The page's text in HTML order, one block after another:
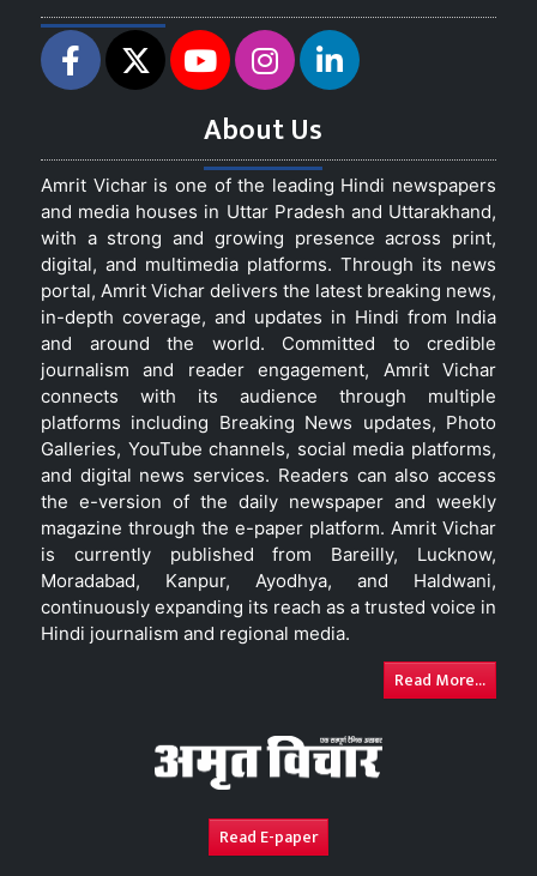
About Us
Amrit Vichar is one of the leading Hindi newspapers
and media houses in Uttar Pradesh and Uttarakhand,
with a strong and growing presence across print,
digital, and multimedia platforms. Through its news
portal, Amrit Vichar delivers the latest breaking news,
in-depth coverage, and updates in Hindi from India
and around the world. Committed to credible
journalism and reader engagement, Amrit Vichar
connects with its audience through multiple
platforms including Breaking News updates, Photo
Galleries, YouTube channels, social media platforms,
and digital news services. Readers can also access
the e-version of the daily newspaper and weekly
magazine through the e-paper platform. Amrit Vichar
is currently published from Bareilly, Lucknow,
Moradabad, Kanpur, Ayodhya, and Haldwani,
continuously expanding its reach as a trusted voice in
Hindi journalism and regional media.
Read More...
Read E-paper